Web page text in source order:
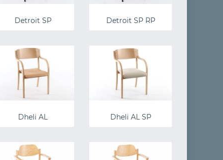
Detroit SP Detroit SP RP
Dheli AL Dheli AL SP